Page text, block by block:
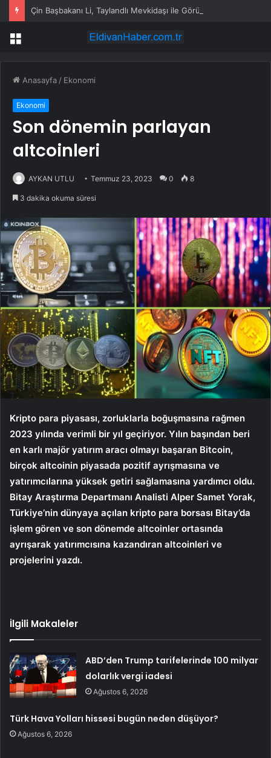
Çin Başbakanı Li, Taylandlı Mevkidaşı ile Görüştü
Menü
Anasayfa / Ekonomi
Ekonomi
Son dönemin parlayan
altcoinleri
AYKAN UTLU Temmuz 23, 2023 0 8
3 dakika okuma süresi
Kripto para piyasası, zorluklarla boğuşmasına rağmen
2023 yılında verimli bir yıl geçiriyor. Yılın başından beri
en karlı majör yatırım aracı olmayı başaran Bitcoin,
birçok altcoinin piyasada pozitif ayrışmasına ve
yatırımcılarına yüksek getiri sağlamasına yardımcı oldu.
Bitay Araştırma Departmanı Analisti Alper Samet Yorak,
Türkiye’nin dünyaya açılan kripto para borsası Bitay’da
işlem gören ve son dönemde altcoinler ortasında
ayrışarak yatırımcısına kazandıran altcoinleri ve
projelerini yazdı.
İlgili Makaleler
ABD’den Trump tarifelerinde 100 milyar
dolarlık vergi iadesi
Ağustos 6, 2026
Türk Hava Yolları hissesi bugün neden düşüyor?
Ağustos 6, 2026